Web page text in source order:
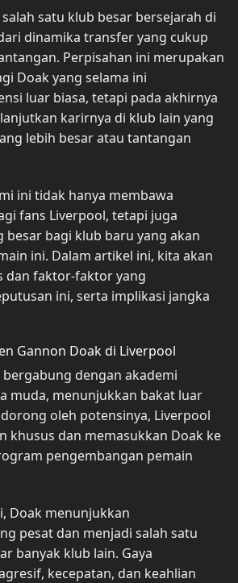
satu klub besar bersejarah di
dinamika transfer yang cukup
Perpisahan ini merupakan
Doak yang selama ini
luar biasa, tetapi pada akhirnya
karirnya di klub lain yang
lebih besar atau tantangan
ini tidak hanya membawa
fans Liverpool, tetapi juga
besar bagi klub baru yang akan
ini. Dalam artikel ini, kita akan
dan faktor-faktor yang
ini, serta implikasi jangka
Gannon Doak di Liverpool
bergabung dengan akademi
muda, menunjukkan bakat luar
oleh potensinya, Liverpool
khusus dan memasukkan Doak ke
pengembangan pemain
Doak menunjukkan
pesat dan menjadi salah satu
banyak klub lain. Gaya
kecepatan, dan keahlian